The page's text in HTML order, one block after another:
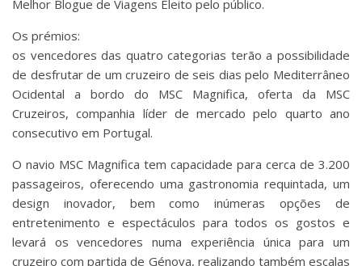
Melhor Blogue de Viagens Eleito pelo público.
Os prémios:
os vencedores das quatro categorias terão a possibilidade
de desfrutar de um cruzeiro de seis dias pelo Mediterrâneo
Ocidental a bordo do MSC Magnifica, oferta da MSC
Cruzeiros, companhia líder de mercado pelo quarto ano
consecutivo em Portugal.
O navio MSC Magnifica tem capacidade para cerca de 3.200
passageiros, oferecendo uma gastronomia requintada, um
design inovador, bem como inúmeras opções de
entretenimento e espectáculos para todos os gostos e
levará os vencedores numa experiência única para um
cruzeiro com partida de Génova, realizando também escalas